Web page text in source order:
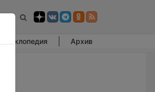
Энциклопедия Архив